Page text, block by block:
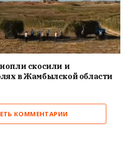
скосили и
в Жамбылской области
КОММЕНТАРИИ